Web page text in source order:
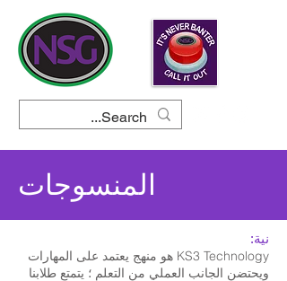
المنسوجات
نية:
KS3 Technology هو منهج يعتمد على المهارات
ويحتضن الجانب العملي من التعلم ؛ يتمتع طلابنا